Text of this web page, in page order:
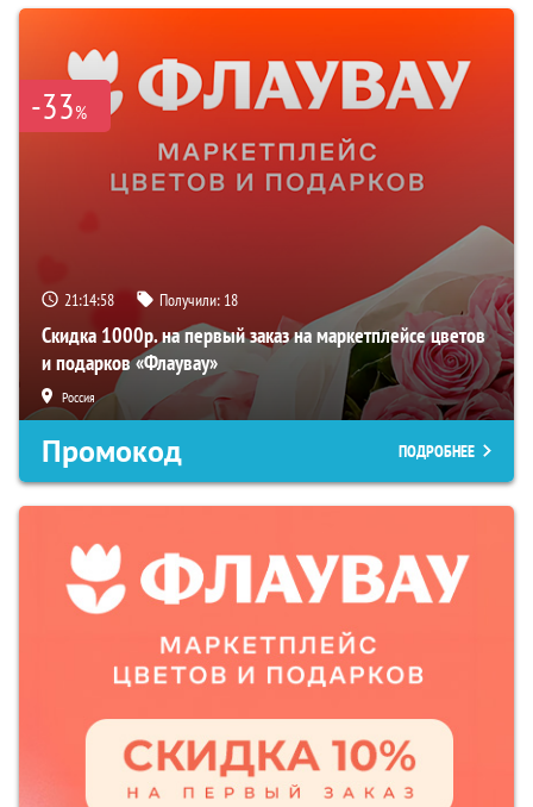
-33%
21:14:57 Получили: 18
Скидка 1000р. на первый заказ на маркетплейсе цветов
и подарков «Флаувау»
Россия
Промокод ПОДРОБНЕЕ